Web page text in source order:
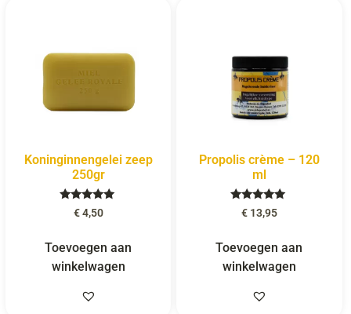
Koninginnengelei zeep
250gr
Gewaardeerd
5.00
€4,50
Toevoegen aan
winkelwagen
Propolis crème – 120
ml
Gewaardeerd
5.00
€13,95
Toevoegen aan
winkelwagen